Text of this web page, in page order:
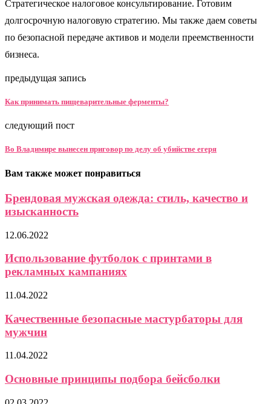
Стратегическое налоговое консультирование. Готовим
долгосрочную налоговую стратегию. Мы также даем советы
по безопасной передаче активов и модели преемственности
бизнеса.
предыдущая запись
Как принимать пищеварительные ферменты?
следующий пост
Во Владимире вынесен приговор по делу об убийстве егеря
Вам также может понравиться
Брендовая мужская одежда: стиль, качество и
изысканность
12.06.2022
Использование футболок с принтами в
рекламных кампаниях
11.04.2022
Качественные безопасные мастурбаторы для
мужчин
11.04.2022
Основные принципы подбора бейсболки